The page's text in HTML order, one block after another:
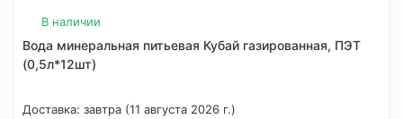
В наличии
Вода минеральная питьевая Кубай газированная, ПЭТ
(0,5л*12шт)
Доставка: завтра (11 августа 2026 г.)